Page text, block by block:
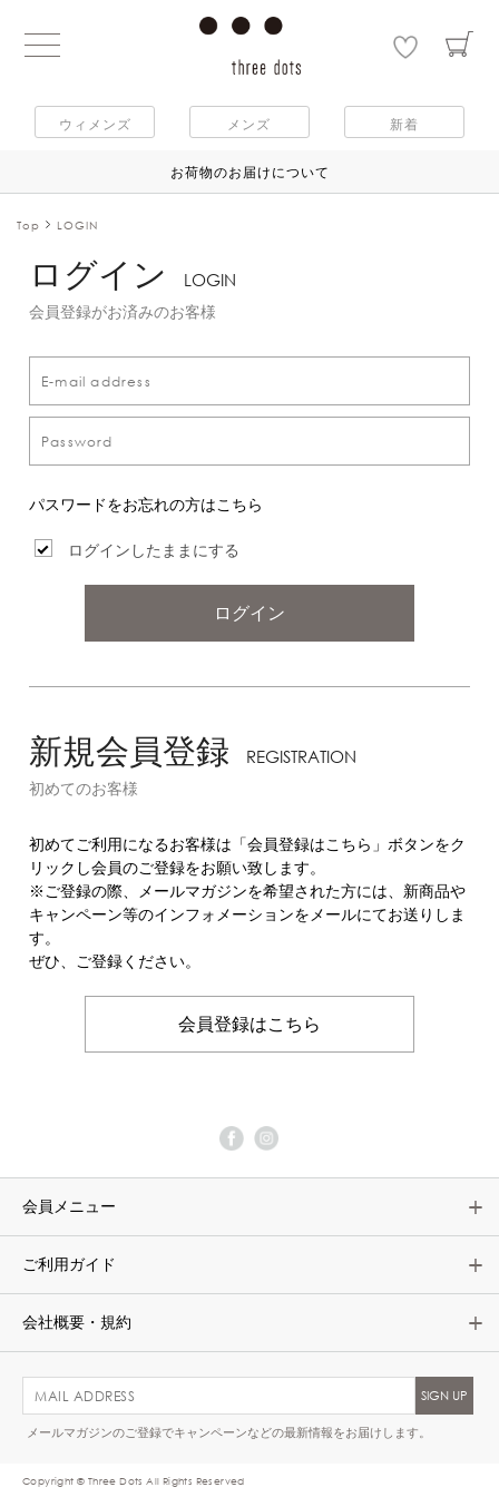
ウィメンズ メンズ 新着
お荷物のお届けについて
Top LOGIN
ログイン LOGIN
会員登録がお済みのお客様
パスワードをお忘れの方はこちら
ログインしたままにする
ログイン
新規会員登録 REGISTRATION
初めてのお客様
初めてご利用になるお客様は「会員登録はこちら」ボタンをク
リックし会員のご登録をお願い致します。
※ご登録の際、メールマガジンを希望された方には、新商品や
キャンペーン等のインフォメーションをメールにてお送りしま
す。
ぜひ、ご登録ください。
会員登録はこちら
会員メニュー
ご利用ガイド
会社概要・規約
メールマガジンのご登録でキャンペーンなどの最新情報をお届けします。
Copyright © Three Dots All Rights Reserved